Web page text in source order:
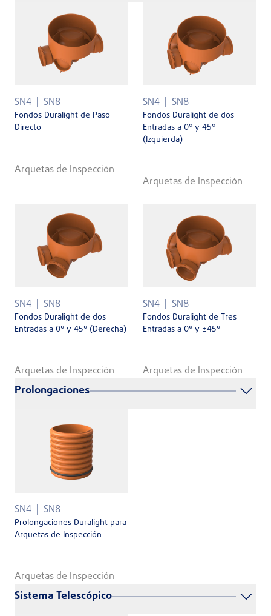
SN4 SN8
Fondos Duralight de Paso
Directo
Arquetas de Inspección
SN4 SN8
Fondos Duralight de dos
Entradas a 0° y 45°
(Izquierda)
Arquetas de Inspección
SN4 SN8
Fondos Duralight de dos
Entradas a 0° y 45° (Derecha)
Arquetas de Inspección
SN4 SN8
Fondos Duralight de Tres
Entradas a 0° y ±45°
Arquetas de Inspección
Prolongaciones
SN4 SN8
Prolongaciones Duralight para
Arquetas de Inspección
Arquetas de Inspección
Sistema Telescópico